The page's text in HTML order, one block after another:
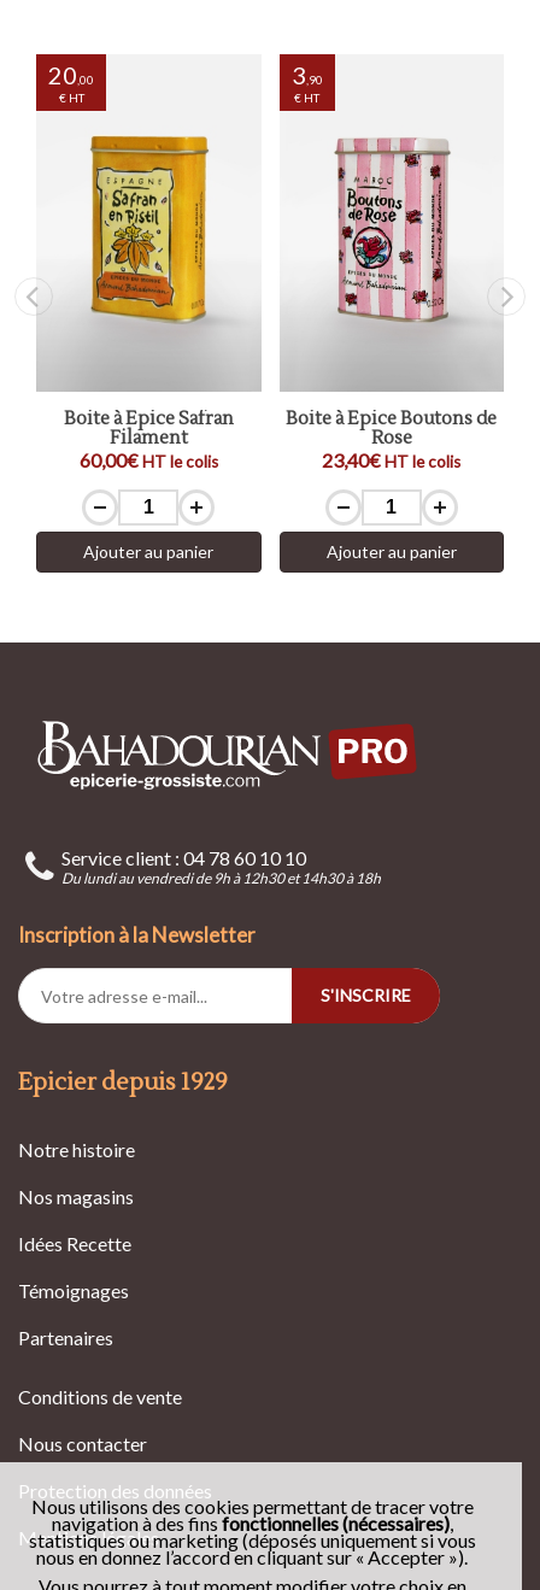
20,00
€ HT
Boite à Epice Safran
Filament
60,00€ HT le colis
Ajouter au panier
3,90
€ HT
Boite à Epice Boutons de
Rose
23,40€HT le colis
Ajouter au panier
Service client : 04 78 60 10 10
Du lundi au vendredi de 9h à 12h30 et 14h30 à 18h
Inscription à la Newsletter
S'INSCRIRE
Epicier depuis 1929
Notre histoire
Nos magasins
Idées Recette
Témoignages
Partenaires
Conditions de vente
Nous contacter
Protection des données
Mentions légales
Nous utilisons des cookies permettant de tracer votre
navigation à des fins fonctionnelles (nécessaires),
statistiques ou marketing (déposés uniquement si vous
nous en donnez l’accord en cliquant sur « Accepter »).